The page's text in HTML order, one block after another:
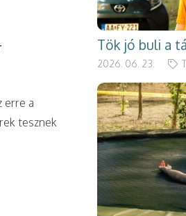
erre a
tesznek
Tök jó buli a
2026. 06. 23.